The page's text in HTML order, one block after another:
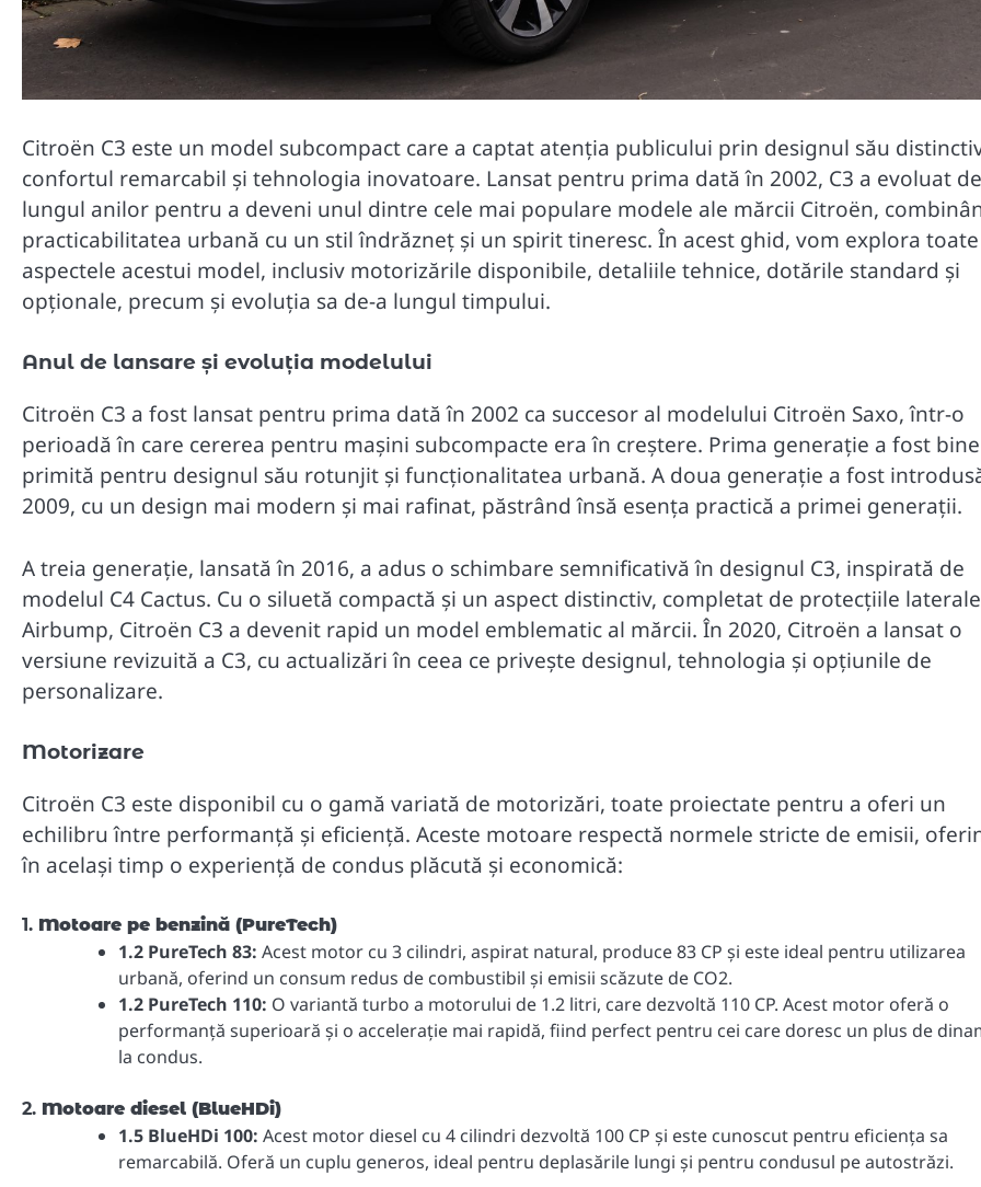
Citroën C3 este un model subcompact care a captat atenția publicului prin designul său
confortul remarcabil și tehnologia inovatoare. Lansat pentru prima dată în 2002, C3 a evoluat
lungul anilor pentru a deveni unul dintre cele mai populare modele ale mărcii Citroën,
practicabilitatea urbană cu un stil îndrăzneț și un spirit tineresc. În acest ghid, vom explora toate
aspectele acestui model, inclusiv motorizările disponibile, detaliile tehnice, dotările standard și
opționale, precum și evoluția sa de-a lungul timpului.
Anul de lansare și evoluția modelului
Citroën C3 a fost lansat pentru prima dată în 2002 ca succesor al modelului Citroën Saxo, într-o
perioadă în care cererea pentru mașini subcompacte era în creștere. Prima generație a fost bine
primită pentru designul său rotunjit și funcționalitatea urbană. A doua generație a fost
2009, cu un design mai modern și mai rafinat, păstrând însă esența practică a primei generații.
A treia generație, lansată în 2016, a adus o schimbare semnificativă în designul C3, inspirată de
modelul C4 Cactus. Cu o siluetă compactă și un aspect distinctiv, completat de protecțiile laterale
Airbump, Citroën C3 a devenit rapid un model emblematic al mărcii. În 2020, Citroën a lansat o
versiune revizuită a C3, cu actualizări în ceea ce privește designul, tehnologia și opțiunile de
personalizare.
Motorizare
Citroën C3 este disponibil cu o gamă variată de motorizări, toate proiectate pentru a oferi un
echilibru între performanță și eficiență. Aceste motoare respectă normele stricte de emisii,
în același timp o experiență de condus plăcută și economică:
1. Motoare pe benzină (PureTech)
1.2 PureTech 83: Acest motor cu 3 cilindri, aspirat natural, produce 83 CP și este ideal pentru utilizarea
urbană, oferind un consum redus de combustibil și emisii scăzute de CO2.
1.2 PureTech 110: O variantă turbo a motorului de 1.2 litri, care dezvoltă 110 CP. Acest motor oferă o
performanță superioară și o accelerație mai rapidă, fiind perfect pentru cei care doresc un plus de
la condus.
2. Motoare diesel (BlueHDi)
1.5 BlueHDi 100: Acest motor diesel cu 4 cilindri dezvoltă 100 CP și este cunoscut pentru eficiența sa
remarcabilă. Oferă un cuplu generos, ideal pentru deplasările lungi și pentru condusul pe autostrăzi.